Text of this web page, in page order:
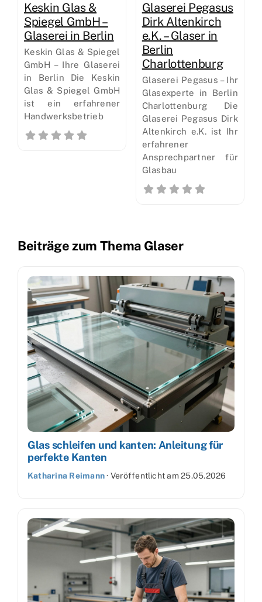
Keskin Glas &
Spiegel GmbH –
Glaserei in Berlin
Keskin Glas & Spiegel
GmbH – Ihre Glaserei
in Berlin Die Keskin
Glas & Spiegel GmbH
ist ein erfahrener
Handwerksbetrieb
Glaserei Pegasus
Dirk Altenkirch
e.K. – Glaser in
Berlin
Charlottenburg
Glaserei Pegasus – Ihr
Glasexperte in Berlin
Charlottenburg Die
Glaserei Pegasus Dirk
Altenkirch e.K. ist Ihr
erfahrener
Ansprechpartner für
Glasbau
Beiträge zum Thema Glaser
Glas schleifen und kanten: Anleitung für
perfekte Kanten
Katharina Reimann· Veröffentlicht am25.05.2026